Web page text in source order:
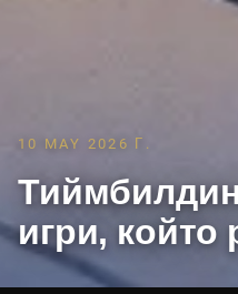
10 MAY 2026 Г.
игри, който